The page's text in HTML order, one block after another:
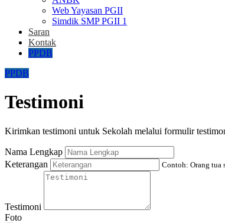
Web Yayasan PGII
Simdik SMP PGII 1
Saran
Kontak
PPDB
PPDB
Testimoni
Kirimkan testimoni untuk Sekolah melalui formulir
Nama Lengkap
Keterangan
Contoh: Orang
Testimoni
Foto